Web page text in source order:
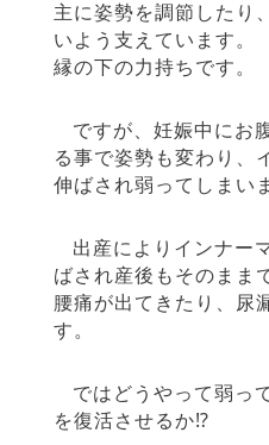
主に姿勢を調節したり
いよう支えています。
縁の下の力持ちです。
ですが、妊娠中にお
る事で姿勢も変わり、
伸ばされ弱ってしまい
出産によりインナー
ばされ産後もそのまま
腰痛が出てきたり、尿
す。
ではどうやって弱っ
を復活させるか⁉︎